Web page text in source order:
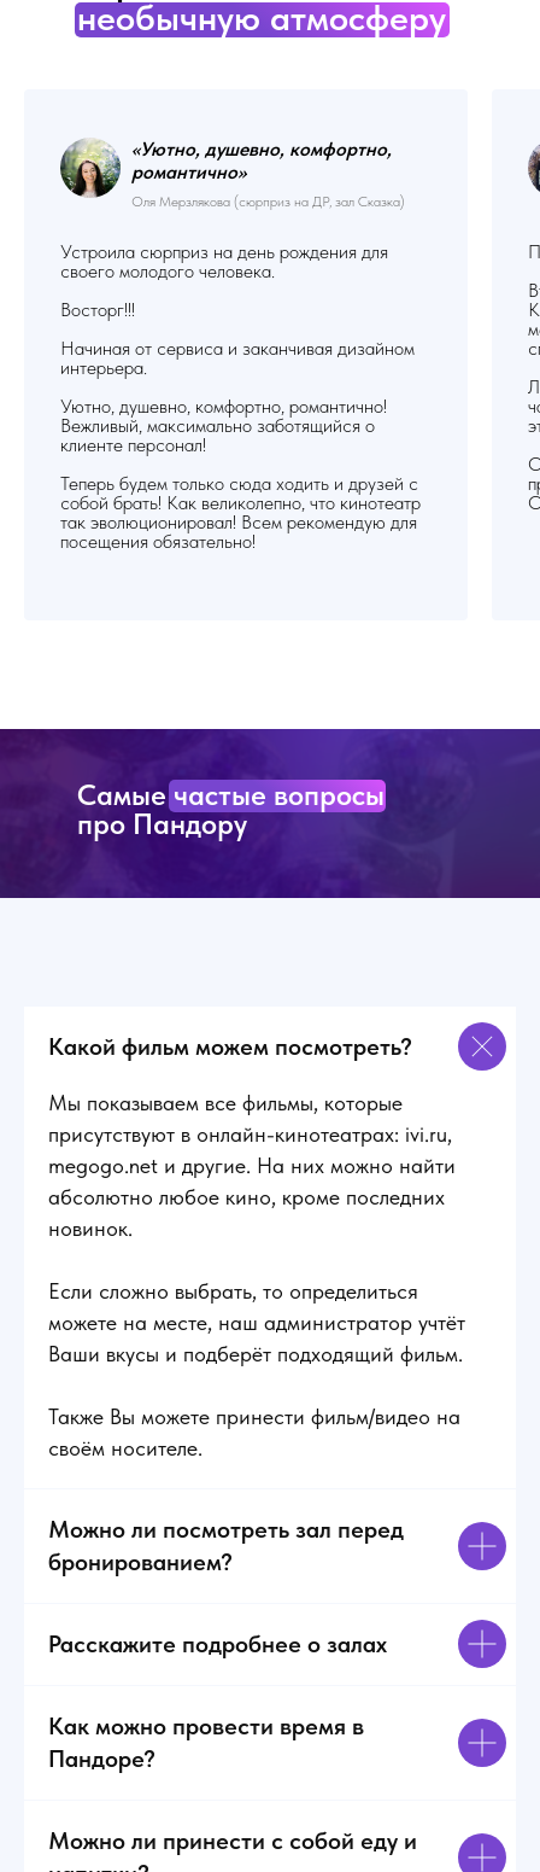
необычную атмосферу
«Уютно, душевно, комфортно,
романтично»
Оля Мерзлякова (сюрприз на ДР, зал Сказка)
Устроила сюрприз на день рождения для
своего молодого человека.
Восторг!!!
Начиная от сервиса и заканчивая дизайном
интерьера.
Уютно, душевно, комфортно, романтично!
Вежливый, максимально заботящийся о
клиенте персонал!
Теперь будем только сюда ходить и друзей с
собой брать! Как великолепно, что кинотеатр
так эволюционировал! Всем рекомендую для
посещения обязательно!
Самые частые вопросы
про Пандору
Какой фильм можем посмотреть?
Мы показываем все фильмы, которые
присутствуют в онлайн-кинотеатрах: ivi.ru,
megogo.net и другие. На них можно найти
абсолютно любое кино, кроме последних
новинок.
Если сложно выбрать, то определиться
можете на месте, наш администратор учтёт
Ваши вкусы и подберёт подходящий фильм.
Также Вы можете принести фильм/видео на
своём носителе.
Можно ли посмотреть зал перед
бронированием?
Расскажите подробнее о залах
Как можно провести время в
Пандоре?
Можно ли принести с собой еду и